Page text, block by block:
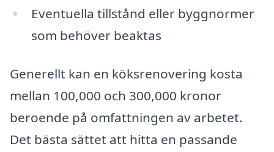
Eventuella tillstånd eller byggnormer
som behöver beaktas
Generellt kan en köksrenovering kosta
mellan 100,000 och 300,000 kronor
beroende på omfattningen av arbetet.
Det bästa sättet att hitta en passande